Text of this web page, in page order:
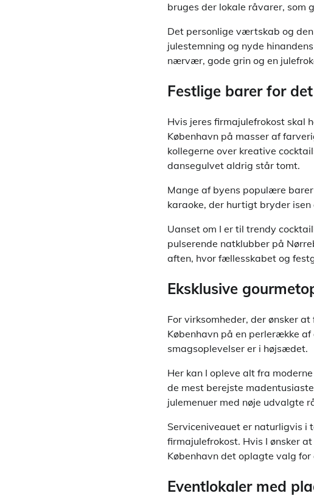
bruges der lokale råvarer, som
Det personlige værtskab og
julestemning og nyde
nærvær, gode grin og en
Festlige barer for
Hvis jeres firmajulefrokost skal
København på masser af
kollegerne over kreative
dansegulvet aldrig står tomt.
Mange af byens populære
karaoke, der hurtigt bryder isen
Uanset om I er til trendy
pulserende natklubber på
aften, hvor fællesskabet og
Eksklusive
For virksomheder, der ønsker
København på en perlerække
smagsoplevelser er i højsædet.
Her kan I opleve alt fra
de mest berejste
julemenuer med nøje udvalgte
Serviceniveauet er naturligvis i
firmajulefrokost. Hvis I ønsker
København det oplagte valg
Eventlokaler med